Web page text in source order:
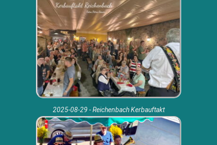
2025-08-29 - Reichenbach Kerbauftakt